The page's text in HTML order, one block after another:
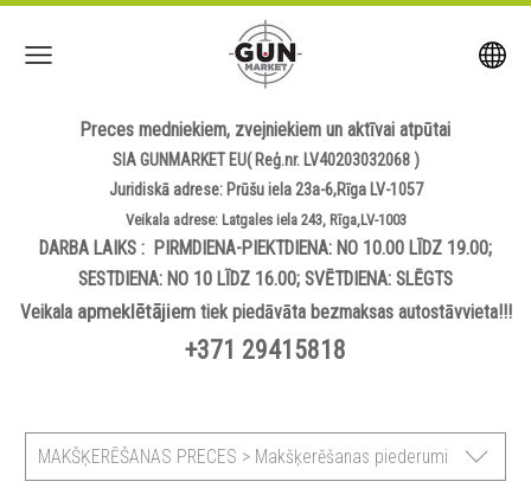
Preces medniekiem, zvejniekiem un aktīvai atpūtai
SIA GUNMARKET EU( Reģ.nr. LV40203032068 )
Juridiskā adrese: Prūšu iela 23a-6,Rīga LV-1057
Veikala adrese: Latgales iela 243, Rīga,LV-1003
DARBA LAIKS : PIRMDIENA-PIEKTDIENA: NO 10.00 LĪDZ 19.00;
SESTDIENA: NO 10 LĪDZ 16.00; SVĒTDIENA: SLĒGTS
Veikala apmeklētājiemtiek piedāvāta bezmaksas autostāvvieta!!!
+371 29415818
MAKŠĶERĒŠANAS PRECES > Makšķerēšanas piederumi